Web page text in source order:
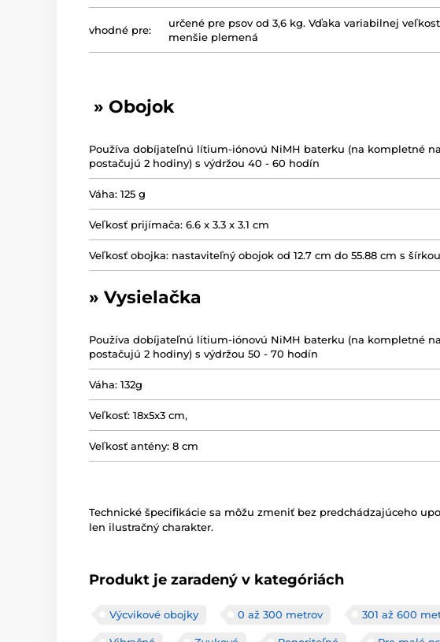
vhodné pre:
určené pre psov od 3,6 kg. Vďaka variabilnej
menšie plemená
» Obojok
Používa dobíjateľnú lítium-iónovú NiMH baterku (na kompletné
postačujú 2 hodiny) s výdržou 40 - 60 hodín
Váha: 125 g
Veľkosť prijímača: 6.6 x 3.3 x 3.1 cm
Veľkosť obojka: nastaviteľný obojok od 12.7 cm do 55.88 cm s
» Vysielačka
Používa dobíjateľnú lítium-iónovú NiMH baterku (na kompletné
postačujú 2 hodiny) s výdržou 50 - 70 hodín
Váha: 132g
Veľkosť: 18x5x3 cm,
Veľkosť antény: 8 cm
Technické špecifikácie sa môžu zmeniť bez predchádzajúceho
len ilustračný charakter.
Produkt je zaradený v kategóriách
Výcvikové obojky 0 až 300 metrov 301 až 600